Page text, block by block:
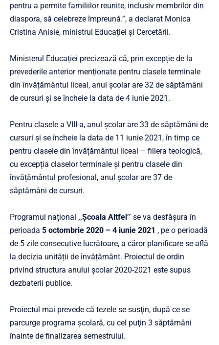
pentru a permite familiilor reunite, inclusiv membrilor din
diaspora, să celebreze împreună.”, a declarat Monica
Cristina Anisie, ministrul Educației și Cercetării.
Ministerul Educației precizează că, prin excepție de la
prevederile anterior menționate pentru clasele terminale
din învățământul liceal, anul școlar are 32 de săptămâni
de cursuri și se încheie la data de 4 iunie 2021.
Pentru clasele a VIII-a, anul școlar are 33 de săptămâni de
cursuri și se încheie la data de 11 iunie 2021, în timp ce
pentru clasele din învățământul liceal – filiera teologică,
cu excepția claselor terminale și pentru clasele din
învățământul profesional, anul școlar are 37 de
săptămâni de cursuri.
Programul național ‚‚Școala Altfel’’ se va desfășura în
perioada 5 octombrie 2020 – 4 iunie 2021 , pe o perioadă
de 5 zile consecutive lucrătoare, a căror planificare se află
la decizia unității de învățământ. Proiectul de ordin
privind structura anului școlar 2020-2021 este supus
dezbaterii publice.
Proiectul mai prevede că tezele se susţin, după ce se
parcurge programa şcolară, cu cel puţin 3 săptămâni
înainte de finalizarea semestrului.